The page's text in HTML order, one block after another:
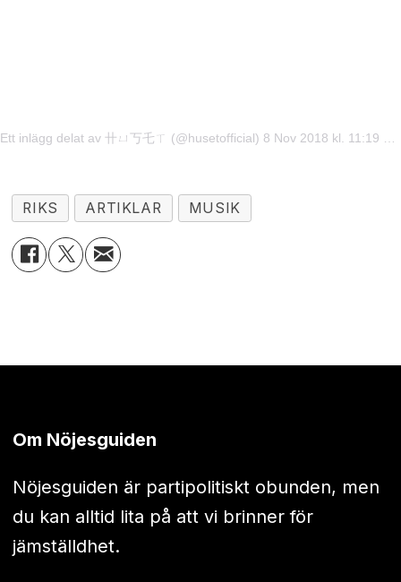
Ett inlägg delat av 卄ㄩ丂乇ㄒ (@husetofficial) 8 Nov 2018 kl. 11:19 PST
RIKS ARTIKLAR MUSIK
Om Nöjesguiden
Nöjesguiden är partipolitiskt obunden, men
du kan alltid lita på att vi brinner för
jämställdhet.